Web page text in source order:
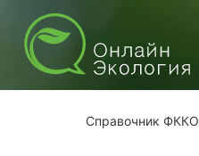
Справочник ФККО